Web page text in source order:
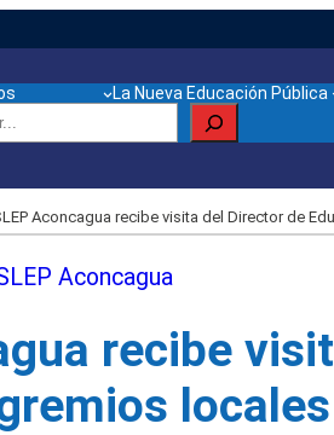
La Nueva Educación Pública
Aconcagua recibe visita del Director de
Aconcagua
recibe
locales